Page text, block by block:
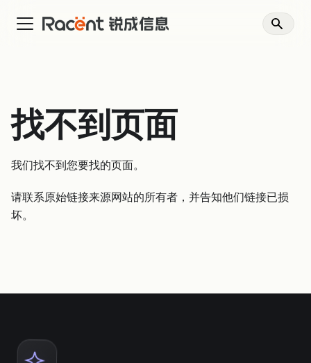
找不到页面
我们找不到您要找的页面。
请联系原始链接来源网站的所有者，并告知他们链接已损
坏。